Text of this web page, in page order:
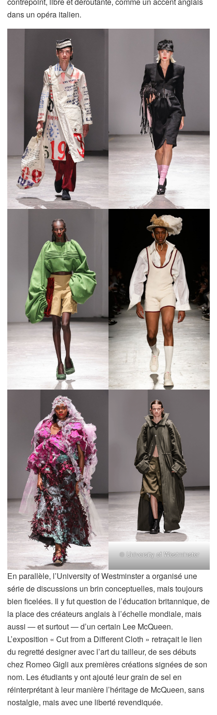
dans un opéra italien.
© University of Westminster
En parallèle, l’University of Westminster a organisé une
série de discussions un brin conceptuelles, mais toujours
bien ficelées. Il y fut question de l’éducation britannique, de
la place des créateurs anglais à l’échelle mondiale, mais
aussi — et surtout — d’un certain Lee McQueen.
L’exposition « Cut from a Different Cloth » retraçait le lien
du regretté designer avec l’art du tailleur, de ses débuts
chez Romeo Gigli aux premières créations signées de son
nom. Les étudiants y ont ajouté leur grain de sel en
réinterprétant à leur manière l’héritage de McQueen, sans
nostalgie, mais avec une liberté revendiquée.